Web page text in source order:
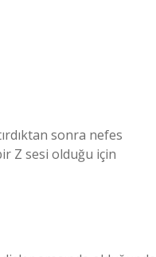
Z sesi olduğu için